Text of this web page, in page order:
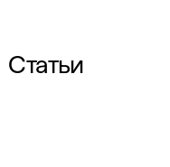
Статьи